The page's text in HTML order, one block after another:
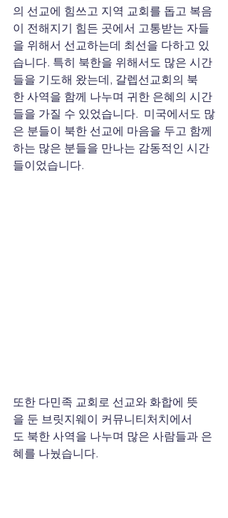
의 선교에 힘쓰고 지역 교회를 돕고 복음
이 전해지기 힘든 곳에서 고통받는 자들
을 위해서 선교하는데 최선을 다하고 있
습니다. 특히 북한을 위해서도 많은 시간
들을 기도해 왔는데, 갈렙선교회의 북
한 사역을 함께 나누며 귀한 은혜의 시간
들을 가질 수 있었습니다.  미국에서도 많
은 분들이 북한 선교에 마음을 두고 함께
하는 많은 분들을 만나는 감동적인 시간
들이었습니다.
또한 다민족 교회로 선교와 화합에 뜻
을 둔 브릿지웨이 커뮤니티처치에서
도 북한 사역을 나누며 많은 사람들과 은
혜를 나눴습니다.